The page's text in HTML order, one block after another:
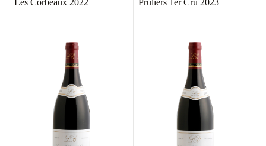
Les Corbeaux 2022 Prûliers 1er Cru 2023